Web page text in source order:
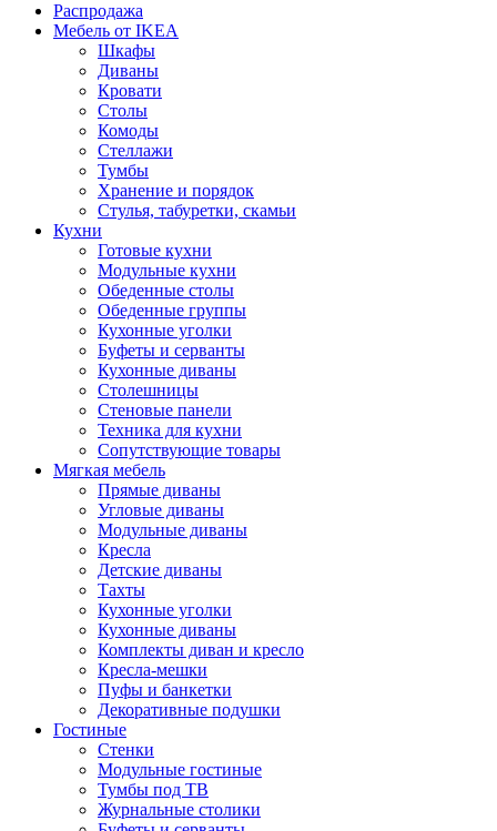
Распродажа
Мебель от IKEA
Шкафы
Диваны
Кровати
Столы
Комоды
Стеллажи
Тумбы
Хранение и порядок
Стулья, табуретки, скамьи
Кухни
Готовые кухни
Модульные кухни
Обеденные столы
Обеденные группы
Кухонные уголки
Буфеты и серванты
Кухонные диваны
Столешницы
Стеновые панели
Техника для кухни
Сопутствующие товары
Мягкая мебель
Прямые диваны
Угловые диваны
Модульные диваны
Кресла
Детские диваны
Тахты
Кухонные уголки
Кухонные диваны
Комплекты диван и кресло
Кресла-мешки
Пуфы и банкетки
Декоративные подушки
Гостиные
Стенки
Модульные гостиные
Тумбы под ТВ
Журнальные столики